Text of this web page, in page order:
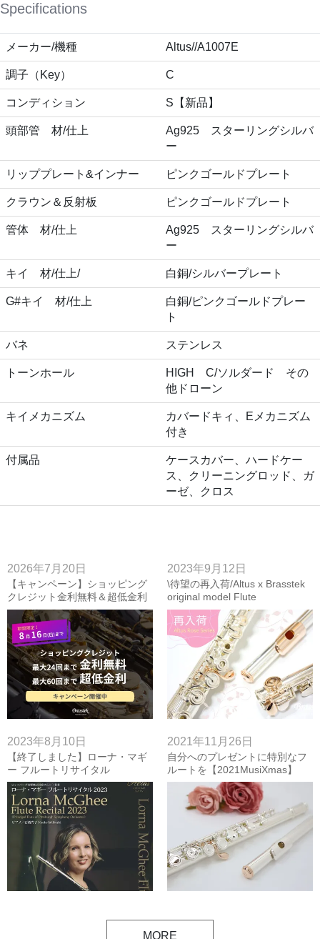
Specifications
メーカー/機種 Altus//A1007E
調子（Key） C
コンディション S【新品】
頭部管 材/仕上
Ag925 スターリングシルバ
ー
リッププレート&インナー ピンクゴールドプレート
クラウン＆反射板 ピンクゴールドプレート
管体 材/仕上
Ag925 スターリングシルバ
ー
キイ 材/仕上/ 白銅/シルバープレート
G#キイ 材/仕上
白銅/ピンクゴールドプレー
ト
バネ ステンレス
トーンホール
HIGH C/ソルダード その
他ドローン
キイメカニズム
カバードキィ、Eメカニズム
付き
付属品
ケースカバー、ハードケー
ス、クリーニングロッド、ガ
ーゼ、クロス
2026年7月20日
【キャンペーン】ショッピング
クレジット金利無料＆超低金利
キャンペーン~8/16(日)
2023年9月12日
\待望の再入荷/Altus x Brasstek
original model Flute
2023年8月10日
【終了しました】ローナ・マギ
ー フルートリサイタル
2023.9.12
2021年11月26日
自分へのプレゼントに特別なフ
ルートを【2021MusiXmas】
MORE